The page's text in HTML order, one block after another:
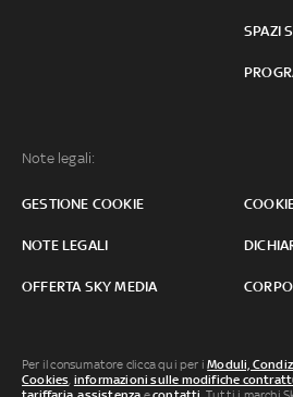
SPAZI
Note legali:
GESTIONE COOKIE
NOTE LEGALI
OFFERTA SKY MEDIA
Per il consumatore clicca qui per iModuli,
Cookies, informazioni sulle modifiche